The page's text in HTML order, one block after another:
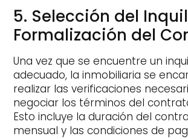
5. Selección del
Formalización del
Una vez que se encuentre un
adecuado, la inmobiliaria se
realizar las verificaciones
negociar los términos del
Esto incluye la duración del
mensual y las condiciones de